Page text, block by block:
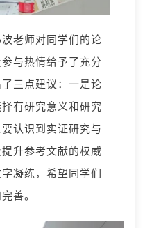
老师对同学们的论
与热情给予了充分
三点建议：一是论
有研究意义和研究
认识到实证研究与
升参考文献的权威
凝练，希望同学们
善。